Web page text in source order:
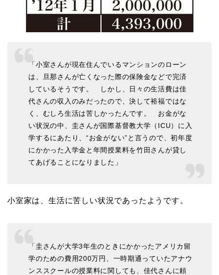
「小室さんが現在住んでいるマンションのローン
は、旦那さんが亡くなった際の保険金などで完済
しているそうです。 しかし、日々の生活費は佳
代さんの収入のみだったので、決して裕福ではな
く、むしろ生活は苦しかったんです。 お金がな
い状況の中、圭さんが国際基督教大学（ICU）に入
学するにあたり、“お金がない”と言うので、初年度
にかかった入学金と年間授業料を竹田さんが貸し
てあげることになりました」
小室家は、生活に苦しい状況であったようです。
「圭さんが大学3年生のときにかかったアメリカ留
学のための費用200万円、一時期通っていたアナウ
ンススクールの授業料に関しても、佳代さんに頼